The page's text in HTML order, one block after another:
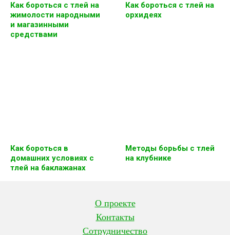
Как бороться с тлей на
жимолости народными
и магазинными
средствами
Как бороться с тлей на
орхидеях
Как бороться в
домашних условиях с
тлей на баклажанах
Методы борьбы с тлей
на клубнике
О проекте
Контакты
Сотрудничество